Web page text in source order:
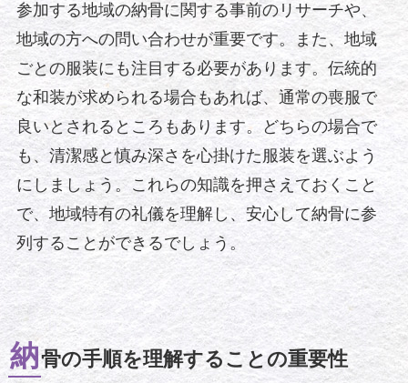
参加する地域の納骨に関する事前のリサーチや、
地域の方への問い合わせが重要です。また、地域
ごとの服装にも注目する必要があります。伝統的
な和装が求められる場合もあれば、通常の喪服で
良いとされるところもあります。どちらの場合で
も、清潔感と慎み深さを心掛けた服装を選ぶよう
にしましょう。これらの知識を押さえておくこと
で、地域特有の礼儀を理解し、安心して納骨に参
列することができるでしょう。
納骨の手順を理解することの重要性